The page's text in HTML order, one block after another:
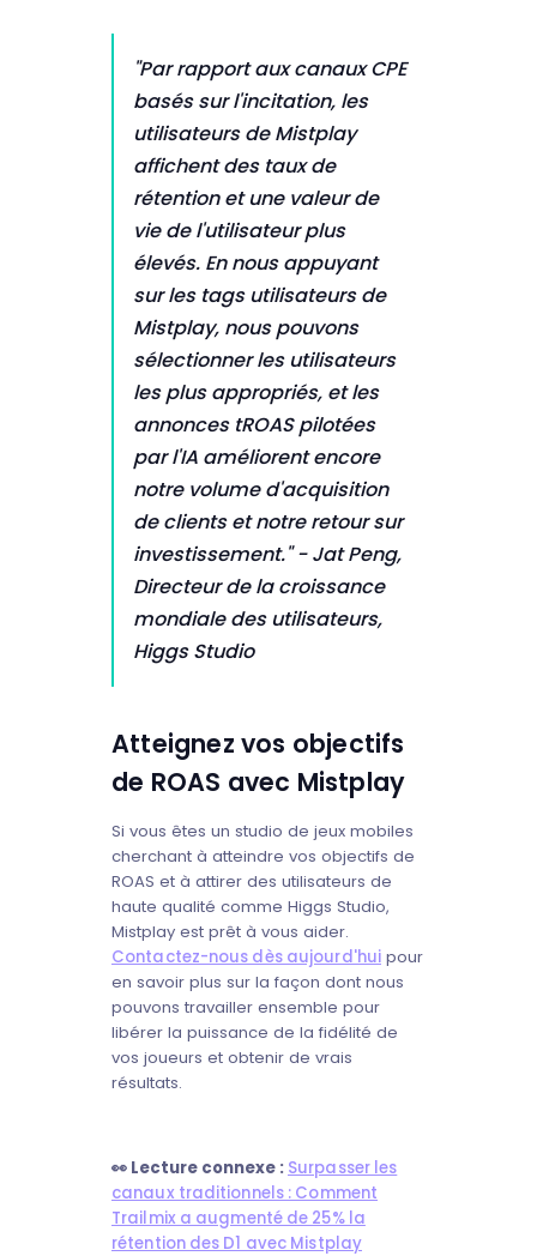
"Par rapport aux canaux CPE
basés sur l'incitation, les
utilisateurs de Mistplay
affichent des taux de
rétention et une valeur de
vie de l'utilisateur plus
élevés. En nous appuyant
sur les tags utilisateurs de
Mistplay, nous pouvons
sélectionner les utilisateurs
les plus appropriés, et les
annonces tROAS pilotées
par l'IA améliorent encore
notre volume d'acquisition
de clients et notre retour sur
investissement."- Jat Peng,
Directeur de la croissance
mondiale des utilisateurs,
Higgs Studio
Atteignez vos objectifs
de ROAS avec Mistplay
Si vous êtes un studio de jeux mobiles
cherchant à atteindre vos objectifs de
ROAS et à attirer des utilisateurs de
haute qualité comme Higgs Studio,
Mistplay est prêt à vous aider.
Contactez-nous dès aujourd'hui pour
en savoir plus sur la façon dont nous
pouvons travailler ensemble pour
libérer la puissance de la fidélité de
vos joueurs et obtenir de vrais
résultats.
👀 Lecture connexe : Surpasser les
canaux traditionnels : Comment
Trailmix a augmenté de 25% la
rétention des D1 avec Mistplay